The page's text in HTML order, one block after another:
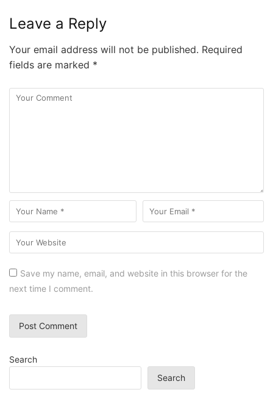
Leave a Reply
Your email address will not be published. Required
fields are marked *
Save my name, email, and website in this browser for the
next time I comment.
Search
Search